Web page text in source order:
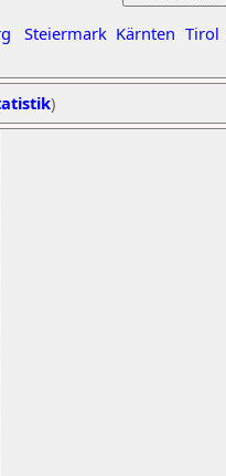
Steiermark Kärnten Tirol
)